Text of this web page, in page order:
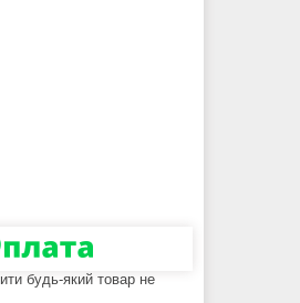
будь-який товар не